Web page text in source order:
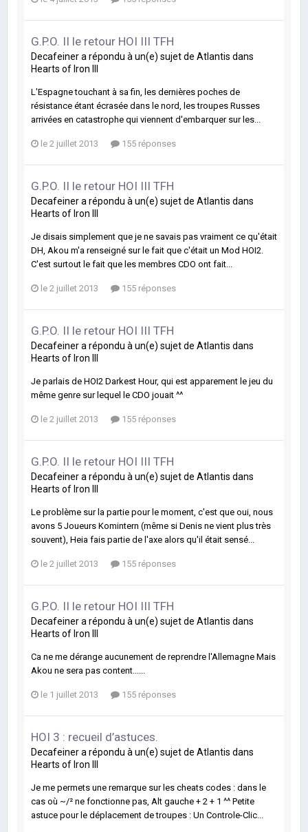
G.P.O. II le retour HOI III TFH
Decafeinera répondu à un(e) sujet de Atlantis dans
Hearts of Iron III
L'Espagne touchant à sa fin, les dernières poches de
résistance étant écrasée dans le nord, les troupes Russes
arrivées en catastrophe qui viennent d'embarquer sur les...
le 2 juillet 2013 155 réponses
G.P.O. II le retour HOI III TFH
Decafeinera répondu à un(e) sujet de Atlantis dans
Hearts of Iron III
Je disais simplement que je ne savais pas vraiment ce qu'était
DH, Akou m'a renseigné sur le fait que c'était un Mod HOI2.
C'est surtout le fait que les membres CDO ont fait...
le 2 juillet 2013 155 réponses
G.P.O. II le retour HOI III TFH
Decafeinera répondu à un(e) sujet de Atlantis dans
Hearts of Iron III
Je parlais de HOI2 Darkest Hour, qui est apparement le jeu du
même genre sur lequel le CDO jouait ^^
le 2 juillet 2013 155 réponses
G.P.O. II le retour HOI III TFH
Decafeinera répondu à un(e) sujet de Atlantis dans
Hearts of Iron III
Le problème sur la partie pour le moment, c'est que oui, nous
avons 5 Joueurs Komintern (même si Denis ne vient plus très
souvent), Heia fais partie de l'axe alors qu'il était sensé...
le 2 juillet 2013 155 réponses
G.P.O. II le retour HOI III TFH
Decafeinera répondu à un(e) sujet de Atlantis dans
Hearts of Iron III
Ca ne me dérange aucunement de reprendre l'Allemagne Mais
Akou ne sera pas content......
le 1 juillet 2013 155 réponses
HOI 3 : recueil d’astuces.
Decafeinera répondu à un(e) sujet de Atlantis dans
Hearts of Iron III
Je me permets une remarque sur les cheats codes : dans le
cas où ~/² ne fonctionne pas, Alt gauche + 2 + 1 ^^ Petite
astuce pour le déplacement de troupes : Un Controle-Clic...